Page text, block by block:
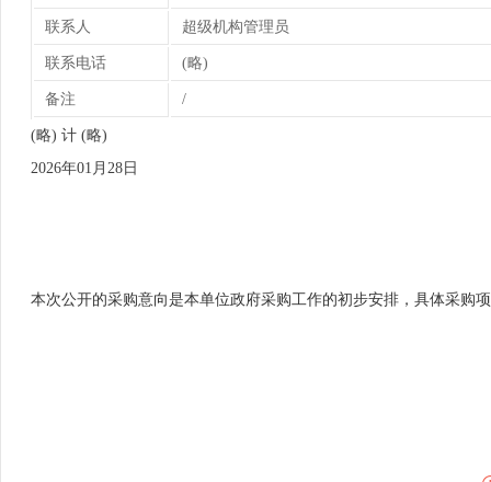
联系人 超级机构管理员
联系电话 (略)
备注 /
(略) 计 (略)
2026年01月28日
本次公开的采购意向是本单位政府采购工作的初步安排，具体采购